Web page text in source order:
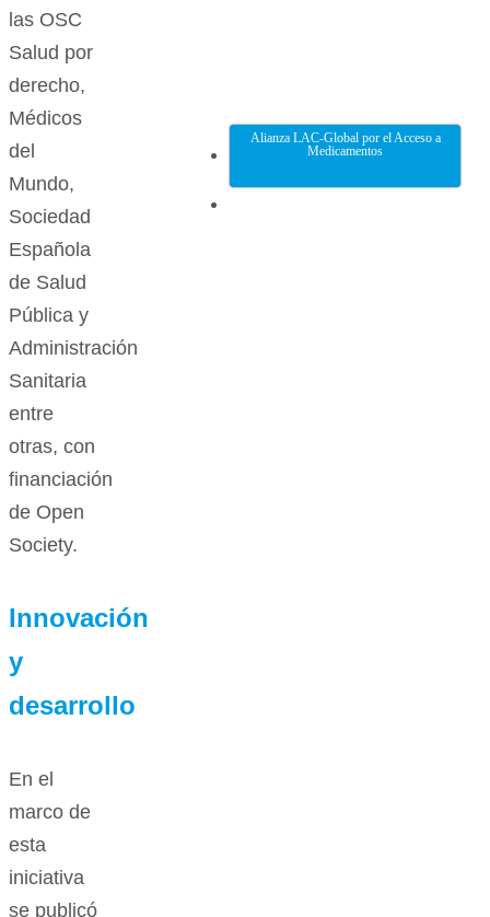
las OSC
Salud por
derecho,
Médicos
del
Mundo,
Sociedad
Española
de Salud
Pública y
Administración
Sanitaria
entre
otras, con
financiación
de Open
Society.
Innovación
y
desarrollo
En el
marco de
esta
iniciativa
se publicó
Alianza LAC-Global por el Acceso a
Medicamentos